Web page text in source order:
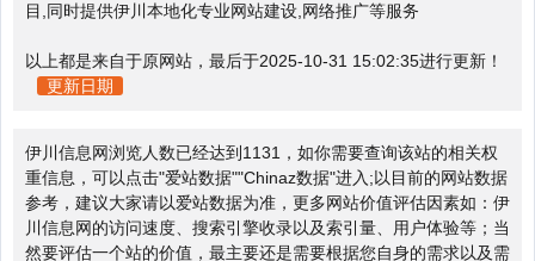
目,同时提供伊川本地化专业网站建设,网络推广等服务
以上都是来自于原网站，最后于2025-10-31 15:02:35进行更新！
更新日期
伊川信息网浏览人数已经达到1131，如你需要查询该站的相关权
重信息，可以点击"爱站数据""Chinaz数据"进入;以目前的网站数据
参考，建议大家请以爱站数据为准，更多网站价值评估因素如：伊
川信息网的访问速度、搜索引擎收录以及索引量、用户体验等；当
然要评估一个站的价值，最主要还是需要根据您自身的需求以及需